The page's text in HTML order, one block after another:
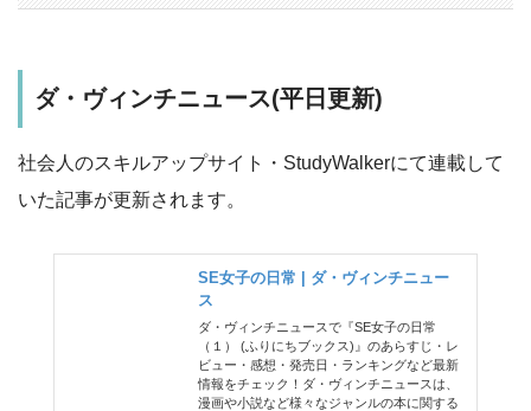
ダ・ヴィンチニュース(平日更新)
社会人のスキルアップサイト・StudyWalkerにて連載して
いた記事が更新されます。
SE女子の日常 | ダ・ヴィンチニュー
ス
ダ・ヴィンチニュースで『SE女子の日常
（１） (ふりにちブックス)』のあらすじ・レ
ビュー・感想・発売日・ランキングなど最新
情報をチェック！ダ・ヴィンチニュースは、
漫画や小説など様々なジャンルの本に関する